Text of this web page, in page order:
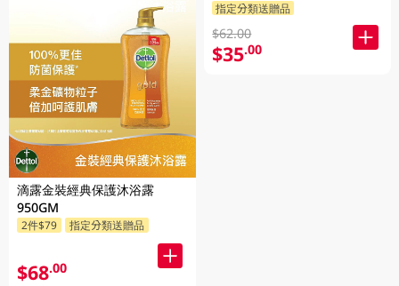
滴露金裝經典保護沐浴露
950GM
2件$79 指定分類送贈品
$68.00
指定分類送贈品
$62.00
$35.00